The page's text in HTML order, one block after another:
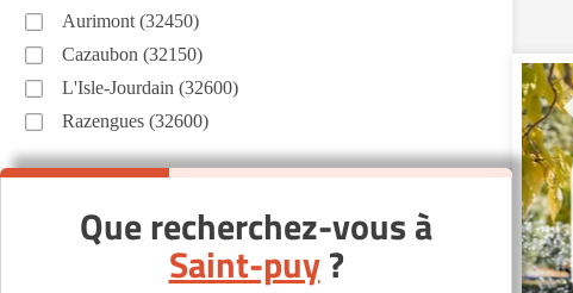
Aurimont (32450)
Cazaubon (32150)
L'Isle-Jourdain (32600)
Razengues (32600)
Que recherchez-vous à
Saint-puy?